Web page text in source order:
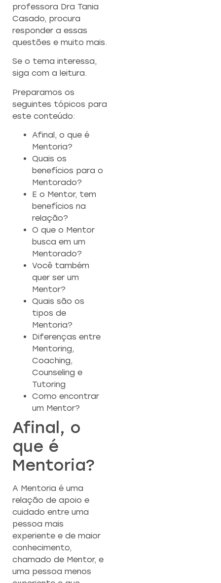
professora Dra Tania
Casado, procura
responder a essas
questões e muito mais.
Se o tema interessa,
siga com a leitura.
Preparamos os
seguintes tópicos para
este conteúdo:
Afinal, o que é
Mentoria?
Quais os
benefícios para o
Mentorado?
E o Mentor, tem
benefícios na
relação?
O que o Mentor
busca em um
Mentorado?
Você também
quer ser um
Mentor?
Quais são os
tipos de
Mentoria?
Diferenças entre
Mentoring,
Coaching,
Counseling e
Tutoring
Como encontrar
um Mentor?
Afinal, o
que é
Mentoria?
A Mentoria é uma
relação de apoio e
cuidado entre uma
pessoa mais
experiente e de maior
conhecimento,
chamado de Mentor, e
uma pessoa menos